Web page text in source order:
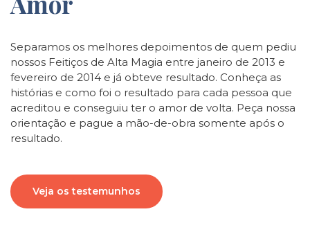
Separamos os melhores depoimentos de quem pediu
nossos Feitiços de Alta Magia entre janeiro de 2013 e
fevereiro de 2014 e já obteve resultado. Conheça as
histórias e como foi o resultado para cada pessoa que
acreditou e conseguiu ter o amor de volta. Peça nossa
orientação e pague a mão-de-obra somente após o
resultado.
Veja os testemunhos